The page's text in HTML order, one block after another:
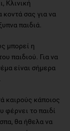
Κλινική
σας για να
παιδιά.
μπορεί η
παιδιού. Για να
είναι σήμερα
καιρούς κάποιος
το παιδί
θα ήθελα να